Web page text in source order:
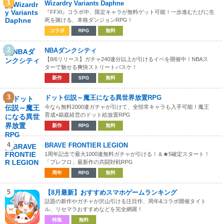
1 Wizardry Variants Daphne
『FFXI』コラボ中、限定キャラが無料ゲット可能！一歩進むたびに生
死を賭ける、本格ダンジョンRPG！
コラボ RPG 無料
2 NBAダンクシティ
【8/6リリース】ガチャ240連分以上が引けるイベを開催中！NBAス
ターで魅せる爽快ストリートバスケ！
新作 SPG 無料
3 ドット伝説～魔王になる異世界放置RPG
今なら無料2000連ガチャが引けて、全恒常キャラも入手可能！魔王
育成×箱庭経営のドット絵放置RPG
新作 RPG 無料
4 BRAVE FRONTIER LEGION
1周年記念で最大1000連無料ガチャが引ける！＆★5確定スタート！
「ブレフロ」最新作の共闘対戦RPG
周年 RPG 無料
5 【8月最新】おすすめスマホゲームランキング
話題の新作やガチャが沢山引ける注目作、周年&コラボ開催タイト
ル、リセマラおすすめなどを完全網羅！
特集 無料